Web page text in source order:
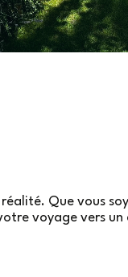
Que vous
voyage vers